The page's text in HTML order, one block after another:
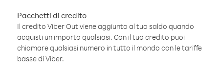
Pacchetti di credito
Il credito Viber Out viene aggiunto al tuo saldo quando
acquisti un importo qualsiasi. Con il tuo credito puoi
chiamare qualsiasi numero in tutto il mondo con le tariffe
basse di Viber.